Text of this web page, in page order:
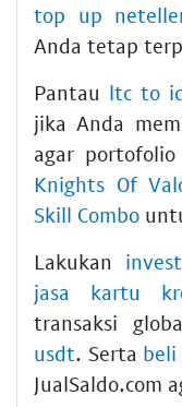
top up
Anda tetap
Pantau ltc to
jika Anda
agar portofolio
Knights Of
Skill Combo
Lakukan
jasa kartu
transaksi
usdt. Serta beli
JualSaldo.com